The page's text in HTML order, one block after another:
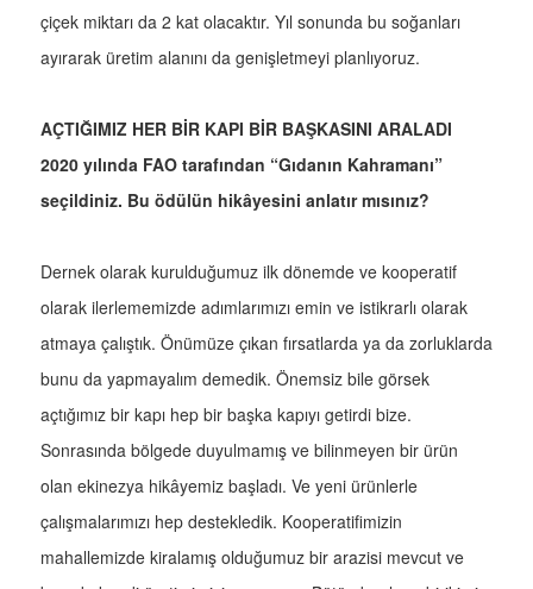
çiçek miktarı da 2 kat olacaktır. Yıl sonunda bu soğanları
ayırarak üretim alanını da genişletmeyi planlıyoruz.
AÇTIĞIMIZ HER BİR KAPI BİR BAŞKASINI ARALADI
2020 yılında FAO tarafından “Gıdanın Kahramanı”
seçildiniz. Bu ödülün hikâyesini anlatır mısınız?
Dernek olarak kurulduğumuz ilk dönemde ve kooperatif
olarak ilerlememizde adımlarımızı emin ve istikrarlı olarak
atmaya çalıştık. Önümüze çıkan fırsatlarda ya da zorluklarda
bunu da yapmayalım demedik. Önemsiz bile görsek
açtığımız bir kapı hep bir başka kapıyı getirdi bize.
Sonrasında bölgede duyulmamış ve bilinmeyen bir ürün
olan ekinezya hikâyemiz başladı. Ve yeni ürünlerle
çalışmalarımızı hep destekledik. Kooperatifimizin
mahallemizde kiralamış olduğumuz bir arazisi mevcut ve